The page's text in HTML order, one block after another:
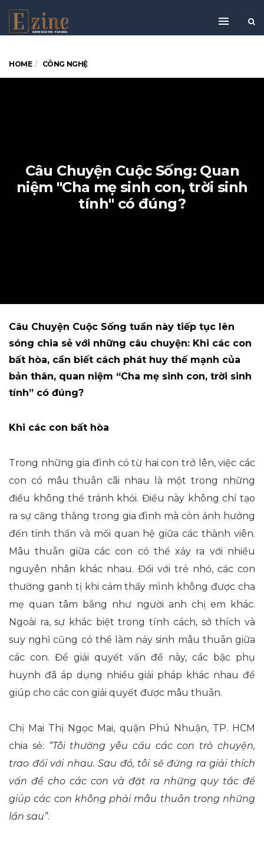
HOME CÔNG NGHỆ
Câu Chuyện Cuộc Sống: Quan
niệm "Cha mẹ sinh con, trời sinh
tính" có đúng?
Câu Chuyện Cuộc Sống tuần này tiếp tục lên
sóng chia sẻ với những câu chuyện: Khi các con
bất hòa, cần biết cách phát huy thế mạnh của
bản thân, quan niệm “Cha mẹ sinh con, trời sinh
tính” có đúng?
Khi các con bất hòa
Trong những gia đình có từ hai con trở lên, việc các
con có mâu thuẫn cãi nhau là một trong những
điều không thể tránh khỏi. Điều này không chỉ tạo
ra sự căng thẳng trong gia đình mà còn ảnh hưởng
đến tinh thần và mối quan hệ giữa các thành viên.
Mâu thuẫn giữa các con có thể xảy ra với nhiều
nguyên nhân khác nhau. Đối với trẻ nhỏ, các con
thường ganh tị khi cảm thấy mình không được cha
mẹ quan tâm bằng như người anh chị em khác.
Ngoài ra, sự khác biệt trong tính cách, sở thích và
suy nghĩ cũng có thể làm nảy sinh mâu thuẫn giữa
các con. Để giải quyết vấn đề này, các bậc phụ
huynh đã áp dụng nhiều giải pháp khác nhau để
giúp cho các con giải quyết được mâu thuẫn.
Chị Mai Thị Ngọc Mai, quận Phú Nhuận, TP. HCM
chia sẻ: “Tôi thường yêu cầu các con trò chuyện,
trao đổi với nhau. Sau đó, tôi sẽ đứng ra giải thích
vấn đề cho các con và đặt ra những quy tắc để
giúp các con không phải mâu thuẫn trong những
lần sau”.